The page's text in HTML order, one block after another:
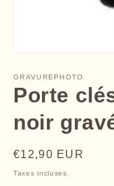
média
1
dans
fenêtre
modale
GRAVUREPHOTO
Porte
noir
Prix
habituel
€12,90 EUR
Taxes incluses.